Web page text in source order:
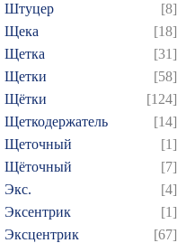
Штуцер
[8]
Щека
[18]
Щетка
[31]
Щетки
[58]
Щётки
[124]
Щеткодержатель
[14]
Щеточный
[1]
Щёточный
[7]
Экс.
[4]
Эксентрик
[1]
Эксцентрик
[67]